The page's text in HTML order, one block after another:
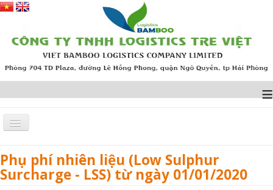
≡
Trang chủ
TIN TỨC
Phụ phí nhiên liệu (Low Sulphur Surcharge - LSS) từ ngày
01/01/2020
Phụ phí nhiên liệu (Low Sulphur
Surcharge - LSS) từ ngày 01/01/2020